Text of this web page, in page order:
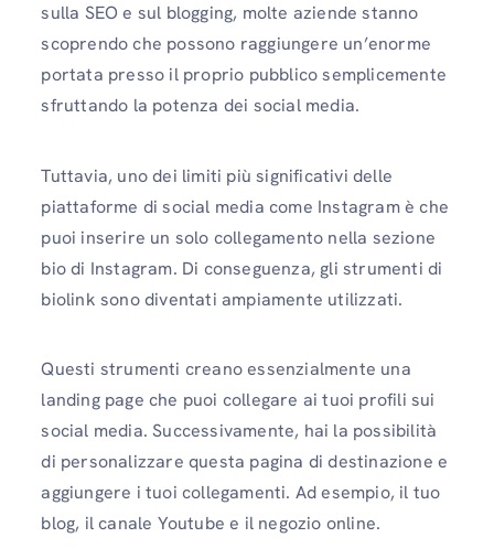
sulla SEO e sul blogging, molte aziende stanno
scoprendo che possono raggiungere un’enorme
portata presso il proprio pubblico semplicemente
sfruttando la potenza dei social media.
Tuttavia, uno dei limiti più significativi delle
piattaforme di social media come Instagram è che
puoi inserire un solo collegamento nella sezione
bio di Instagram. Di conseguenza, gli strumenti di
biolink sono diventati ampiamente utilizzati.
Questi strumenti creano essenzialmente una
landing page che puoi collegare ai tuoi profili sui
social media. Successivamente, hai la possibilità
di personalizzare questa pagina di destinazione e
aggiungere i tuoi collegamenti. Ad esempio, il tuo
blog, il canale Youtube e il negozio online.